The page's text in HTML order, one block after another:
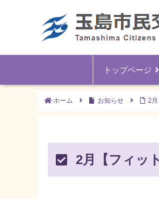
トップページ
ホーム お知らせ 2
2月【フィッ